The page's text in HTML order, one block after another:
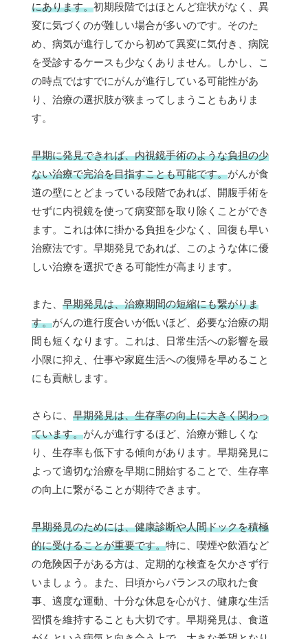
にあります。初期段階ではほとんど症状がなく、異
変に気づくのが難しい場合が多いのです。そのた
め、病気が進行してから初めて異変に気付き、病院
を受診するケースも少なくありません。しかし、こ
の時点ではすでにがんが進行している可能性があ
り、治療の選択肢が狭まってしまうこともありま
す。
早期に発見できれば、内視鏡手術のような負担の少
ない治療で完治を目指すことも可能です。がんが食
道の壁にとどまっている段階であれば、開腹手術を
せずに内視鏡を使って病変部を取り除くことができ
ます。これは体に掛かる負担を少なく、回復も早い
治療法です。早期発見であれば、このような体に優
しい治療を選択できる可能性が高まります。
また、 早期発見は、治療期間の短縮にも繋がりま
す。がんの進行度合いが低いほど、必要な治療の期
間も短くなります。これは、日常生活への影響を最
小限に抑え、仕事や家庭生活への復帰を早めること
にも貢献します。
さらに、 早期発見は、生存率の向上に大きく関わっ
ています。がんが進行するほど、治療が難しくな
り、生存率も低下する傾向があります。早期発見に
よって適切な治療を早期に開始することで、生存率
の向上に繋がることが期待できます。
早期発見のためには、健康診断や人間ドックを積極
的に受けることが重要です。特に、喫煙や飲酒など
の危険因子がある方は、定期的な検査を欠かさず行
いましょう。また、日頃からバランスの取れた食
事、適度な運動、十分な休息を心がけ、健康な生活
習慣を維持することも大切です。早期発見は、食道